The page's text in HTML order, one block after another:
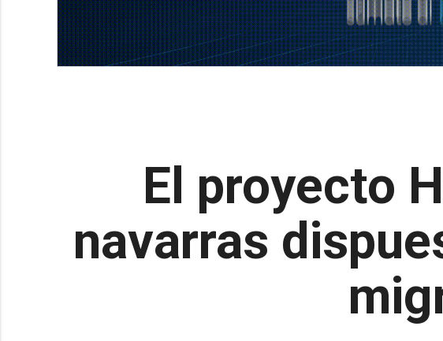
El proyecto
navarras